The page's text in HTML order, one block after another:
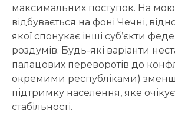
максимальних поступок. На
відбувається на фоні Чечні,
якої спонукає інші суб’єкти
роздумів. Будь-які варіанти
палацових переворотів до
окремими республіками)
підтримку населення, яке
стабільності.